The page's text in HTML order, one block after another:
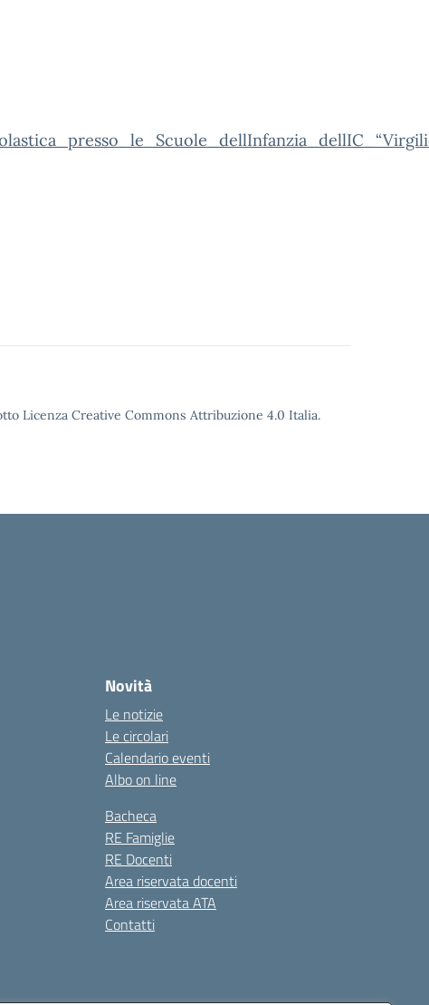
Licenza Creative Commons Attribuzione 4.0 Italia.
Novità
Le notizie
Le circolari
Calendario eventi
Albo on line
Bacheca
RE Famiglie
RE Docenti
Area riservata docenti
Area riservata ATA
Contatti